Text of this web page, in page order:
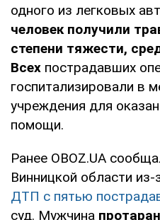
одного из легковых
человек получили
степени тяжести,
Всех пострадавших
госпитализировали в
учреждения для
помощи.
Ранее OBOZ.UA
Винницкой области из-
ДТП с пятью
суд. Мужчина